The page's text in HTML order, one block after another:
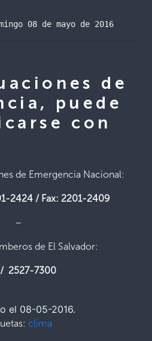
08 de mayo de 2016
de
puede
con
de Emergencia Nacional:
2424 / Fax: 2201-2409
–
de El Salvador:
2527-7300
el 08-05-2016.
clima